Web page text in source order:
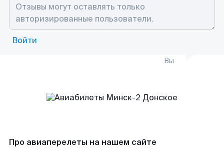
Войти
Вы
Про авиаперелеты на нашем сайте